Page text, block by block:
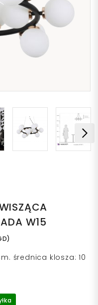
W15
średnica klosza: 10